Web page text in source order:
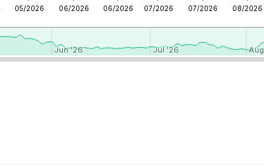
05/2026 06/2026 06/2026 07/2026 07/2026 08/2026
Jun '26
Jun '26 Jul '26
Jul '26